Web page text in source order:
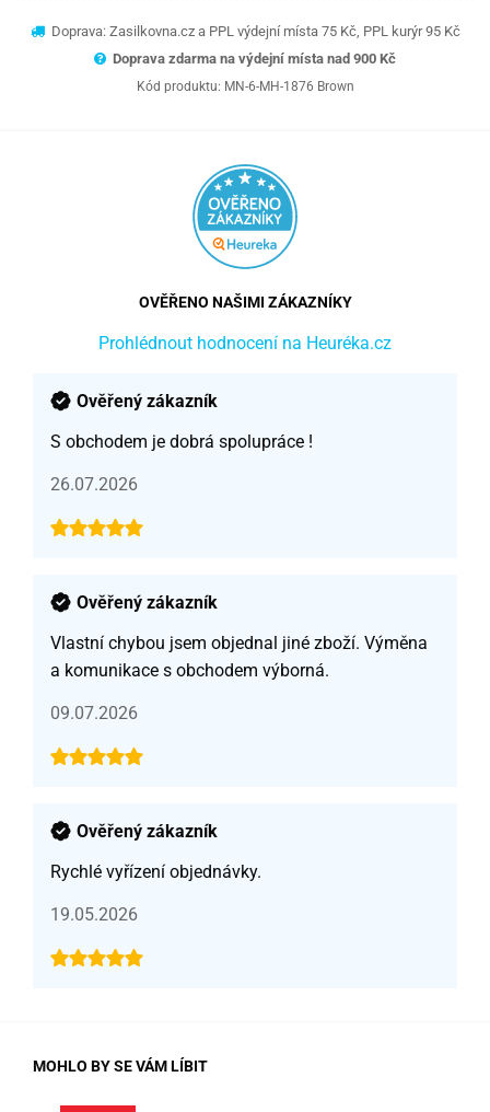
Doprava: Zasilkovna.cz a PPL výdejní místa 75 Kč, PPL kurýr 95 Kč
Doprava zdarma na výdejní místa nad 900 Kč
Kód produktu: MN-6-MH-1876 Brown
OVĚŘENO NAŠIMI ZÁKAZNÍKY
Prohlédnout hodnocení na Heuréka.cz
Ověřený zákazník
S obchodem je dobrá spolupráce !
26.07.2026
Ověřený zákazník
Vlastní chybou jsem objednal jiné zboží. Výměna
a komunikace s obchodem výborná.
09.07.2026
Ověřený zákazník
Rychlé vyřízení objednávky.
19.05.2026
MOHLO BY SE VÁM LÍBIT